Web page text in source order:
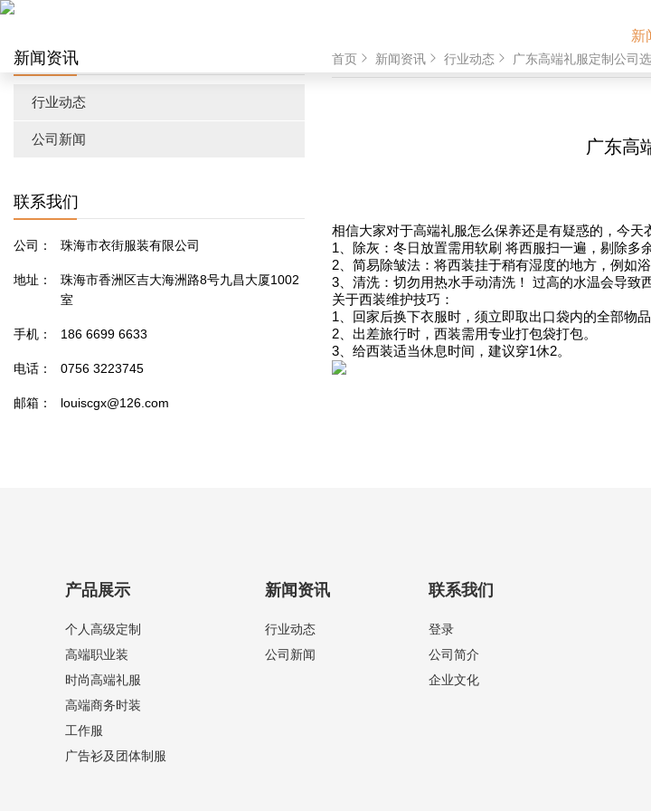
新
新闻资讯
行业动态
公司新闻
联系我们
公司： 珠海市衣街服装有限公司
地址：
珠海市香洲区吉大海洲路8号九昌大厦1002
室
手机： 186 6699 6633
电话： 0756 3223745
邮箱： louiscgx@126.com
首页 新闻资讯 行业动态 广东高端礼服定制公司
广东高
相信大家对于高端礼服怎么保养还是有疑惑的，今天
1、除灰：冬日放置需用软刷 将西服扫一遍，剔除多
2、简易除皱法：将西装挂于稍有湿度的地方，例如
3、清洗：切勿用热水手动清洗！ 过高的水温会导致
关于西装维护技巧：
1、回家后换下衣服时，须立即取出口袋内的全部物
2、出差旅行时，西装需用专业打包袋打包。
3、给西装适当休息时间，建议穿1休2。
产品展示
个人高级定制
高端职业装
时尚高端礼服
高端商务时装
工作服
广告衫及团体制服
新闻资讯
行业动态
公司新闻
联系我们
登录
公司简介
企业文化